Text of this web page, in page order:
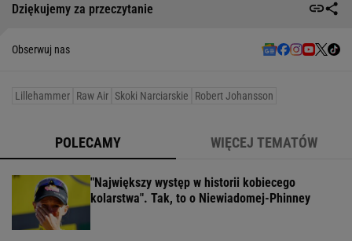
Dziękujemy za przeczytanie
Obserwuj nas
Lillehammer Raw Air Skoki Narciarskie Robert Johansson
POLECAMY WIĘCEJ TEMATÓW
"Największy występ w historii kobiecego
kolarstwa". Tak, to o Niewiadomej-Phinney